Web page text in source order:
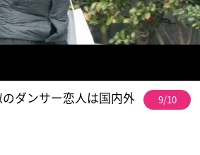
ダンサー恋人は国内外
9/10